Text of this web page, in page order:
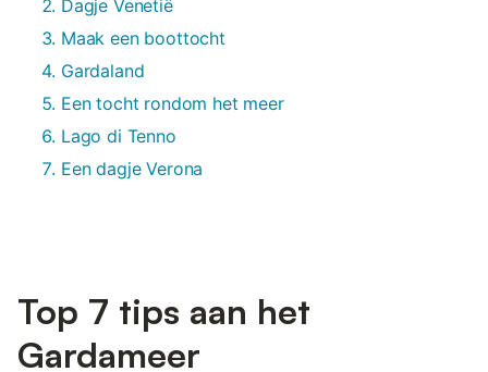
Dagje Venetië
Maak een boottocht
Gardaland
Een tocht rondom het meer
Lago di Tenno
Een dagje Verona
Top 7 tips aan het
Gardameer